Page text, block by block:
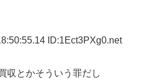
ID:1Ect3PXg0.net
収とかそういう罪だし